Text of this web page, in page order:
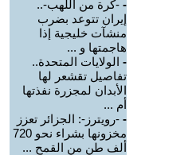
- -كرة من اللهب-..
إيران تتوعد بضرب
منشآت خليجية إذا
هاجمتها و ...
- الولايات المتحدة..
تفاصيل تقشعر لها
الأبدان لمجزرة نفذتها
أم ...
- -رويترز-: الجزائر تعزز
مخزونها بشراء نحو 720
ألف طن من القمح ...